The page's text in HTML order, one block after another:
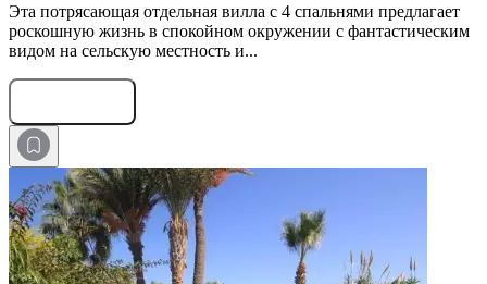
Эта потрясающая отдельная вилла с 4 спальнями предлагает
роскошную жизнь в спокойном окружении с фантастическим
видом на сельскую местность и...